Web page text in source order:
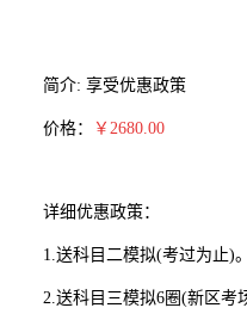
简介: 享受优惠政策
价格： ￥2680.00
详细优惠政策：
1.送科目二模拟(考过为止)。
2.送科目三模拟6圈(新区考